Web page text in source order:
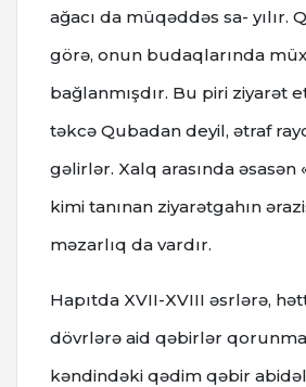
ağacı da müqəddəs sa- yılır.
görə, onun budaqlarında
bağlanmışdır. Bu piri ziyarət
təkcə Qubadan deyil, ətraf
gəlirlər. Xalq arasında əsasən
kimi tanınan ziyarətgahın
məzarlıq da vardır.
Hapıtda XVII-XVIII əsrlərə,
dövrlərə aid qəbirlər
kəndindəki qədim qəbir